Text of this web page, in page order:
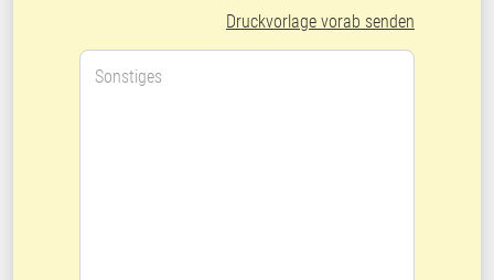
Druckvorlage vorab senden
Sonstiges